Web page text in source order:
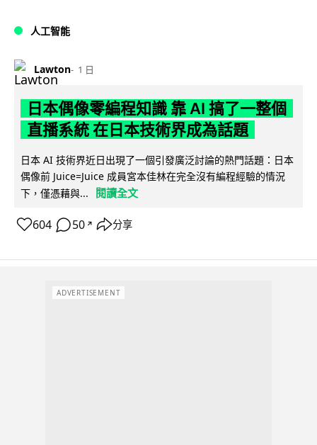
人工智能
Lawton 1 日
日本偶像零編程知識 靠 AI 搞了一整個
直播系統 在日本技術界成為話題
日本 AI 技術界近日出現了一個引發廣泛討論的熱門話題：日本
偶像前 Juice=Juice 成員宮本佳林在完全沒有編程經驗的情況
下，僅憑藉與...
閱讀全文
604 50 ↗ 分享
ADVERTISEMENT